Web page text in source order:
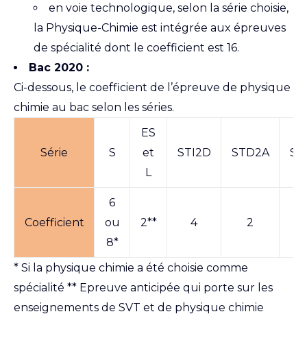
en voie technologique, selon la série choisie,
la Physique-Chimie est intégrée aux épreuves
de spécialité dont le coefficient est 16.
Bac 2020 :
Ci-dessous, le coefficient de l’épreuve de physique
chimie au bac selon les séries.
Série S
ES
et
L
STI2D STD2A
Coefficient
6
ou
8*
2** 4 2
* Si la physique chimie a été choisie comme
spécialité ** Epreuve anticipée qui porte sur les
enseignements de SVT et de physique chimie